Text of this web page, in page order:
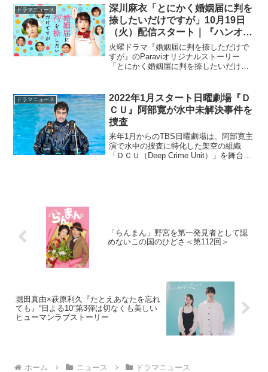
ルミキを広瀬アリス、近所の花屋の青年
を井之脇海、ミキ...
ドラマニュース
深川麻衣「とにかく婚姻届に判を
捺したいだけですが」10月19日
（火）配信スタート｜『ハンオ
シ』Paraviオリジナルストーリー
火曜ドラマ『婚姻届に判を捺しただけで
すが』のParaviオリジナルストーリー
「とにかく婚姻届に判を捺したいだけで
姻届に判を捺しただけですが』は、偽装
結婚をテーマにし...
ドラマニュース
2022年1月スタート日曜劇場『Ｄ
ＣＵ』阿部寛が水中未解決事件を
捜査
来年1月からのTBS日曜劇場は、阿部寛主
演で水中の捜査に特化した架空の組織
「ＤＣＵ（Deep Crime Unit）」を舞台に
「らんまん」野宮を第一発見者として認
めないこの国のひどさ＜第112回＞
堀田真由×萩原利久『たとえあなたを忘れ
ても』“日よる10”第3弾は切なくも美しい
ヒューマンラブストーリー
ホーム ニュース ドラマニュース